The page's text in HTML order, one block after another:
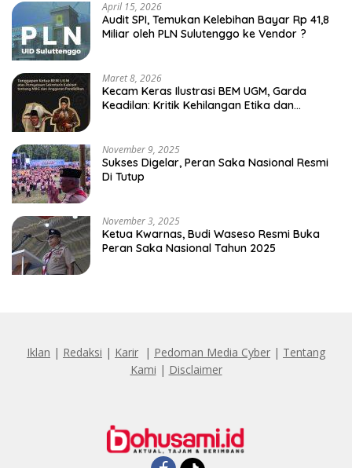
April 15, 2026
Audit SPI, Temukan Kelebihan Bayar Rp 41,8
Miliar oleh PLN Sulutenggo ke Vendor ?
Maret 8, 2026
Kecam Keras Ilustrasi BEM UGM, Garda
Keadilan: Kritik Kehilangan Etika dan
November 9, 2025
Sukses Digelar, Peran Saka Nasional Resmi
Di Tutup
November 3, 2025
Ketua Kwarnas, Budi Waseso Resmi Buka
Peran Saka Nasional Tahun 2025
Iklan | Redaksi | Karir | Pedoman Media Cyber | Tentang
Kami | Disclaimer